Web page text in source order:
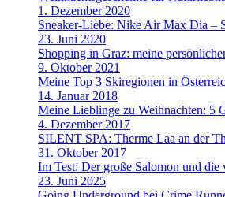
1. Dezember 2020
Sneaker-Liebe: Nike Air Max Dia –
23. Juni 2020
Shopping in Graz: meine
9. Oktober 2021
Meine Top 3 Skiregionen in
14. Januar 2018
Meine Lieblinge zu Weihnachten: 5
4. Dezember 2017
SILENT SPA: Therme Laa an der
31. Oktober 2017
Im Test: Der große Salomon und die
23. Juni 2025